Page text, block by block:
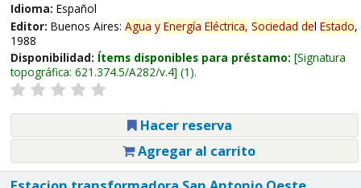
Idioma: Español
Editor: Buenos Aires: Agua y Energía Eléctrica, Sociedad del Estado,
1988
Disponibilidad: Ítems disponibles para préstamo: Signatura
topográfica: 621.374.5/A282/v.4 (1).
Hacer reserva
Agregar al carrito